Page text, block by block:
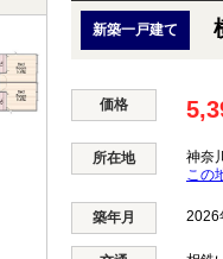
新築一戸建て
価格
所在地 神奈
この
築年月 2026